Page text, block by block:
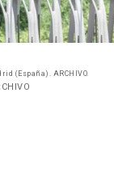
(España). ARCHIVO.